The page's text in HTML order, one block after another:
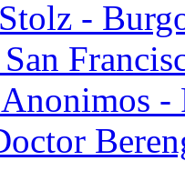
-